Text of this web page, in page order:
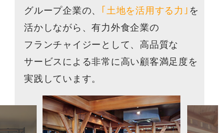
グループ企業の、 ｢土地を活用する力｣ を
活かしながら、有力外食企業の
フランチャイジーとして、 高品質な
サービスによる非常に高い顧客満足度を
実践しています。